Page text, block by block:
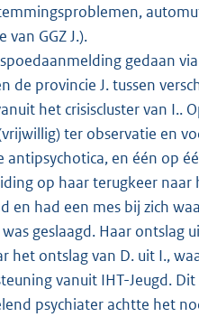
GGZ J.).
gedaan via
de provincie J. tussen
het crisiscluster van I..
ter observatie en
en één op
op haar terugkeer naar
en had een mes bij zich
geslaagd. Haar ontslag
ontslag van D. uit I.,
vanuit IHT-Jeugd.
psychiater achtte het